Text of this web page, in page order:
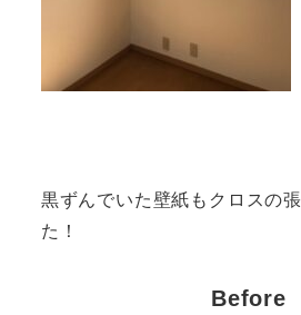
黒ずんでいた壁紙もクロスの
た！
Before